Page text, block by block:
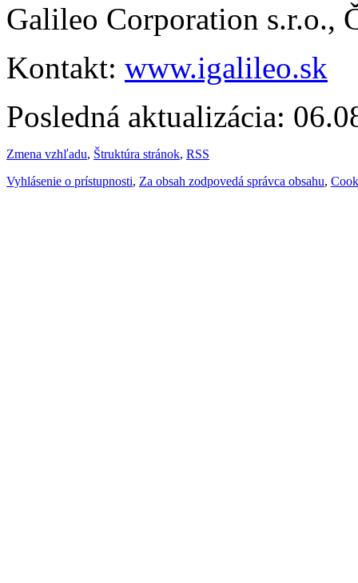
Galileo Corporation s.r.o.,
Kontakt: www.igalileo.sk
Posledná aktualizácia:
Zmena vzhľadu, Štruktúra stránok, RSS
Vyhlásenie o prístupnosti, Za obsah zodpovedá správca obsahu,